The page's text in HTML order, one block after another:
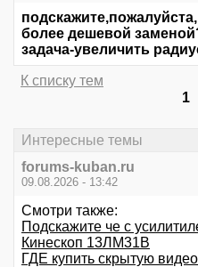
более дешевой
задача-увеличить
К списку тем
1
Интересные темы
forums-kuban.ru
09.08.2026 - 13:42
Смотри также:
Подскажите че с
Кинескоп 13ЛМ31В
ГДЕ купить скрытую